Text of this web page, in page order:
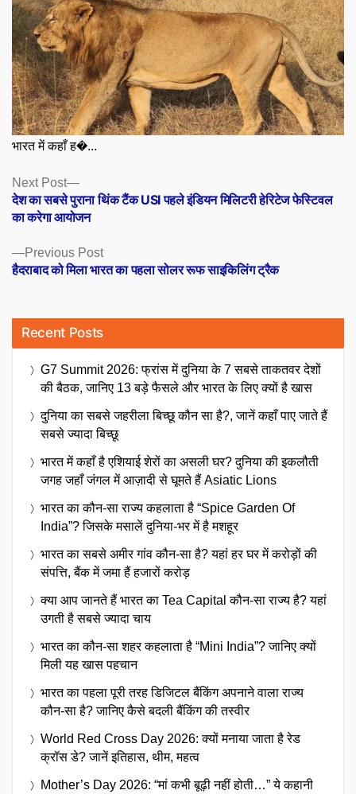
भारत में कहाँ ह�...
Posts
navigation
Previous PostPrevious
post:
हैदराबाद को मिला भारत का पहला सोलर रूफ साइकिलिंग ट्रैक
Next Post
Next
post:
देश का सबसे पुराना थिंक टैंक USI पहले इंडियन मिलिटरी हेरिटेज फेस्टिवल
का करेगा आयोजन
Recent Posts
G7 Summit 2026: फ्रांस में दुनिया के 7 सबसे ताकतवर देशों
की बैठक, जानिए 13 बड़े फैसले और भारत के लिए क्यों है खास
दुनिया का सबसे जहरीला बिच्छू कौन सा है?, जानें कहाँ पाए जाते हैं
सबसे ज्यादा बिच्छू
भारत में कहाँ है एशियाई शेरों का असली घर? दुनिया की इकलौती
जगह जहाँ जंगल में आज़ादी से घूमते हैं Asiatic Lions
भारत का कौन-सा राज्य कहलाता है “Spice Garden Of
India”? जिसके मसालें दुनिया-भर में है मशहूर
भारत का सबसे अमीर गांव कौन-सा है? यहां हर घर में करोड़ों की
संपत्ति, बैंक में जमा हैं हजारों करोड़
क्या आप जानते हैं भारत का Tea Capital कौन-सा राज्य है? यहां
उगती है सबसे ज्यादा चाय
भारत का कौन-सा शहर कहलाता है “Mini India”? जानिए क्यों
मिली यह खास पहचान
भारत का पहला पूरी तरह डिजिटल बैंकिंग अपनाने वाला राज्य
कौन-सा है? जानिए कैसे बदली बैंकिंग की तस्वीर
World Red Cross Day 2026: क्यों मनाया जाता है रेड
क्रॉस डे? जानें इतिहास, थीम, महत्व
Mother’s Day 2026: “मां कभी बूढ़ी नहीं होती…” ये कहानी